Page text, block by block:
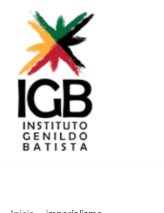
para
conteúdo